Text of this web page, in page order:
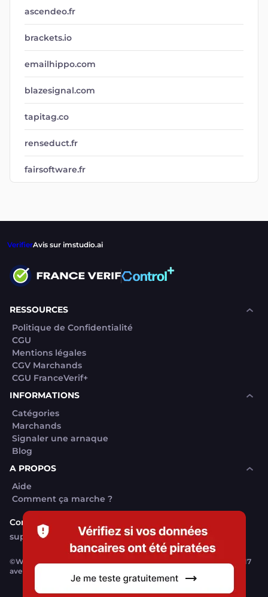
ascendeo.fr
brackets.io
emailhippo.com
blazesignal.com
tapitag.co
renseduct.fr
fairsoftware.fr
VerifierAvis sur imstudio.ai
RESSOURCES
Politique de Confidentialité
CGU
Mentions légales
CGV Marchands
CGU FranceVerif+
INFORMATIONS
Catégories
Marchands
Signaler une arnaque
Blog
A PROPOS
Aide
Comment ça marche ?
Contact support utilisateurs
support@franceverif.fr
©WebVerif SAS au capital de 851 000€ • RCS de Paris 884750035 17
avenue Jean Moulin, 93100 Montreuil, France